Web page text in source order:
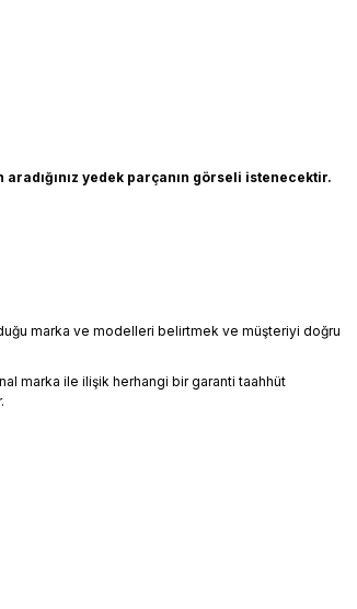
yedek parçanın görseli istenecektir.
marka ve modelleri belirtmek ve müşteriyi doğru
marka ile ilişik herhangi bir garanti taahhüt